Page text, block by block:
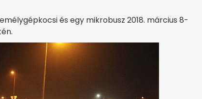
és egy mikrobusz 2018. március 8-